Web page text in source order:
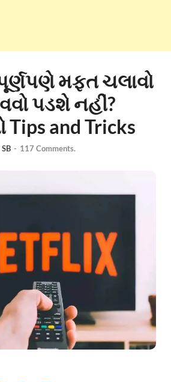
મફત ચલાવો
પડશે નહીં?
and Tricks
SB - 117 Comments.